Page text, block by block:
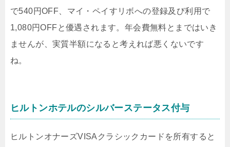
で540円OFF、マイ・ペイすリボへの登録及び利用で
1,080円OFFと優遇されます。年会費無料とまではいき
ませんが、実質半額になると考えれば悪くないです
ね。
ヒルトンホテルのシルバーステータス付与
ヒルトンオナーズVISAクラシックカードを所有すると